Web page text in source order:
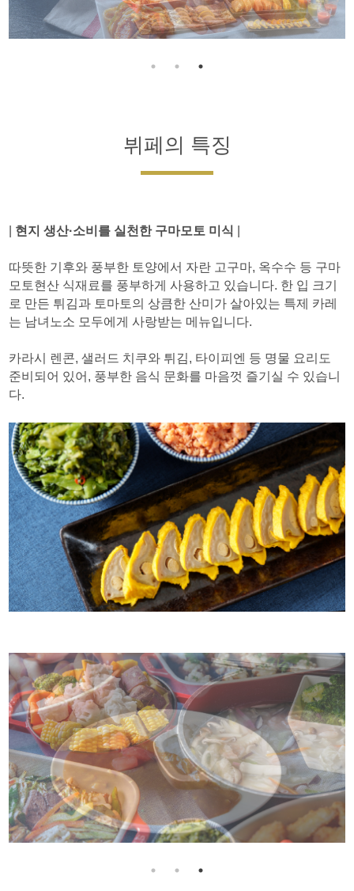
뷔페의 특징
현지 생산·소비를 실천한 구마모토 미식
따뜻한 기후와 풍부한 토양에서 자란 고구마, 옥수수 등 구마
모토현산 식재료를 풍부하게 사용하고 있습니다. 한 입 크기
로 만든 튀김과 토마토의 상큼한 산미가 살아있는 특제 카레
는 남녀노소 모두에게 사랑받는 메뉴입니다.
카라시 렌콘, 샐러드 치쿠와 튀김, 타이피엔 등 명물 요리도
준비되어 있어, 풍부한 음식 문화를 마음껏 즐기실 수 있습니
다.